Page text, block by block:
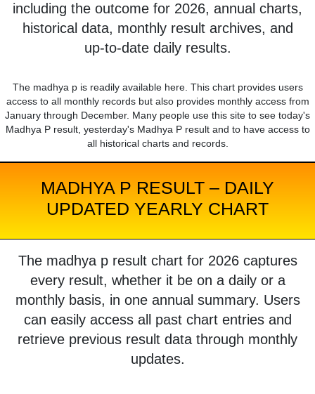
including the outcome for 2026, annual charts,
historical data, monthly result archives, and
up-to-date daily results.
The madhya p is readily available here. This chart provides users
access to all monthly records but also provides monthly access from
January through December. Many people use this site to see today's
Madhya P result, yesterday's Madhya P result and to have access to
all historical charts and records.
MADHYA P RESULT – DAILY
UPDATED YEARLY CHART
The madhya p result chart for 2026 captures
every result, whether it be on a daily or a
monthly basis, in one annual summary. Users
can easily access all past chart entries and
retrieve previous result data through monthly
updates.